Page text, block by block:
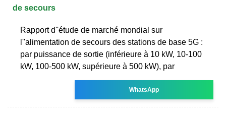
de secours
Rapport d''étude de marché mondial sur
l''alimentation de secours des stations de base 5G :
par puissance de sortie (inférieure à 10 kW, 10-100
kW, 100-500 kW, supérieure à 500 kW), par
WhatsApp